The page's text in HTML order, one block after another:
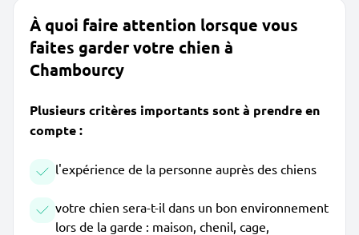
À quoi faire attention lorsque vous
faites garder votre chien à
Chambourcy
Plusieurs critères importants sont à prendre en
compte :
l'expérience de la personne auprès des chiens
votre chien sera-t-il dans un bon environnement
lors de la garde : maison, chenil, cage,